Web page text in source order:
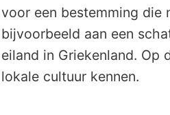
voor een bestemming die
bijvoorbeeld aan een
eiland in Griekenland. Op
lokale cultuur kennen.